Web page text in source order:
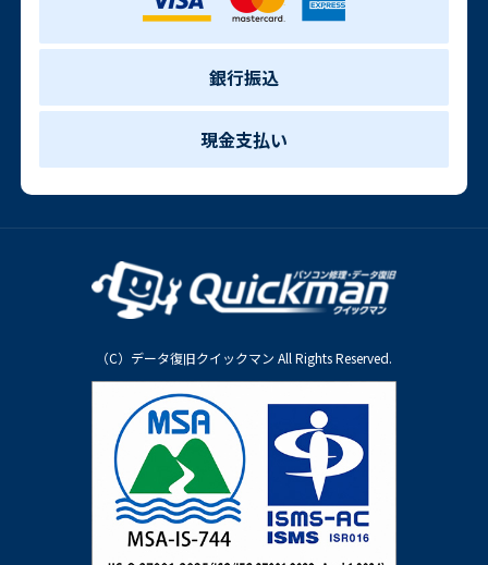
銀行振込
現金支払い
（C）データ復旧クイックマン All Rights Reserved.